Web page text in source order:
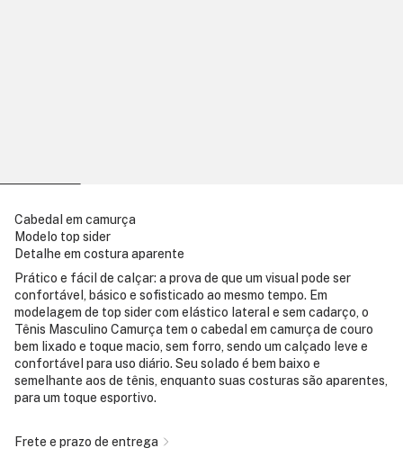
Cabedal em camurça
Modelo top sider
Detalhe em costura aparente
Prático e fácil de calçar: a prova de que um visual pode ser
confortável, básico e sofisticado ao mesmo tempo. Em
modelagem de top sider com elástico lateral e sem cadarço, o
Tênis Masculino Camurça tem o cabedal em camurça de couro
bem lixado e toque macio, sem forro, sendo um calçado leve e
confortável para uso diário. Seu solado é bem baixo e
semelhante aos de tênis, enquanto suas costuras são aparentes,
para um toque esportivo.
Frete e prazo de entrega